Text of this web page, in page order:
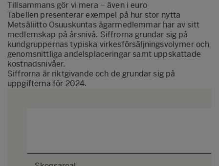
Tillsammans gör vi mera – även i euro
Tabellen presenterar exempel på hur stor nytta
Metsäliitto Osuuskuntas ägarmedlemmar har av sitt
medlemskap på årsnivå. Siffrorna grundar sig på
kundgruppernas typiska virkesförsäljningsvolymer och
genomsnittliga andelsplaceringar samt uppskattade
kostnadsnivåer.
Siffrorna är riktgivande och de grundar sig på
uppgifterna för 2024.